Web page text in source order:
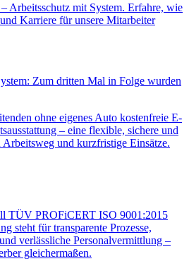
Arbeitsschutz mit System. Erfahre, wie
Karriere für unsere Mitarbeiter
Zum dritten Mal in Folge wurden
ohne eigenes Auto kostenfreie E-
– eine flexible, sichere und
und kurzfristige Einsätze.
TÜV PROFiCERT ISO 9001:2015
steht für transparente Prozesse,
verlässliche Personalvermittlung –
gleichermaßen.